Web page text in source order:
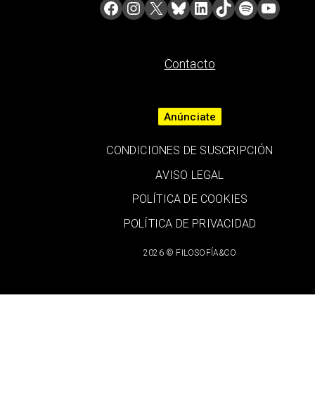
Contacto
2026 © FILOSOFÍA&CO
Anúnciate
CONDICIONES DE SUSCRIPCIÓN
AVISO LEGAL
POLÍTICA DE COOKIES
POLÍTICA DE PRIVACIDAD